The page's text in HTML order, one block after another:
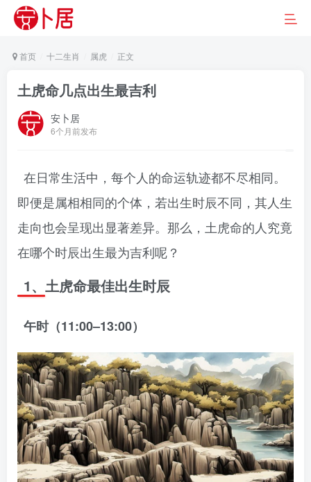
首页 十二生肖 属虎 正文
土虎命几点出生最吉利
安卜居
6个月前发布
在日常生活中，每个人的命运轨迹都不尽相同。
即便是属相相同的个体，若出生时辰不同，其人生
走向也会呈现出显著差异。那么，土虎命的人究竟
在哪个时辰出生最为吉利呢？
1、土虎命最佳出生时辰
午时（11:00–13:00）